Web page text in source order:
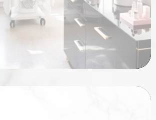
Комплексы разработанные
глав.врачом Проскуриной Е.О